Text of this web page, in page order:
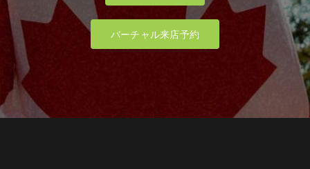
バーチャル来店予約